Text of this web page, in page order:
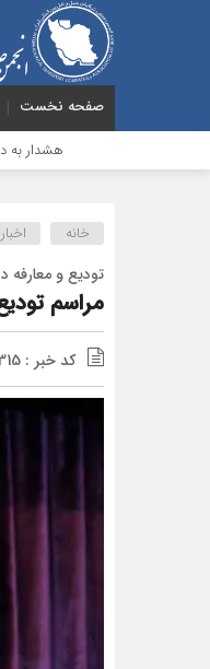
صفحه نخست
هشدار به دولت درباره
خانه اخبار
تودیع و معارفه
مراسم
کد خبر : 3315